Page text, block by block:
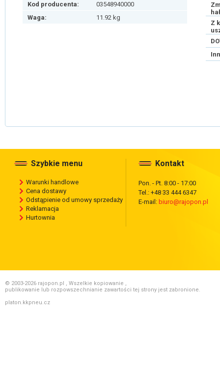
Kod producenta:
03548940000
Waga:
11.92 kg
Z
Szybkie menu
Warunki handlowe
Cena dostawy
Odstąpienie od umowy sprzedaży
Reklamacja
Hurtownia
Kontakt
Pon. - Pt. 8:00 - 17:00
Tel.: +48 33 444 6347
E-mail: biuro@rajopon.pl
© 2003-2026 rajopon.pl , Wszelkie kopiowanie ,
publikowanie lub rozpowszechnianie zawartości tej strony jest zabronione.
platon.kkpneu.cz